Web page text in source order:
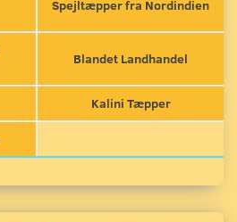
Spejltæpper fra Nordindien
Blandet Landhandel
Kalini Tæpper